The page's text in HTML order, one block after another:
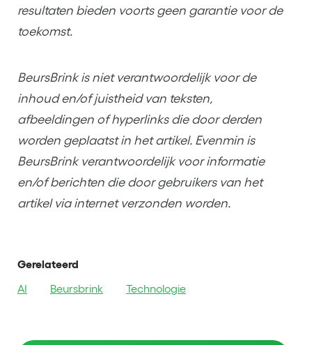
resultaten bieden voorts geen garantie voor de
toekomst.
BeursBrink is niet verantwoordelijk voor de
inhoud en/of juistheid van teksten,
afbeeldingen of hyperlinks die door derden
worden geplaatst in het artikel. Evenmin is
BeursBrink verantwoordelijk voor informatie
en/of berichten die door gebruikers van het
artikel via internet verzonden worden.
Gerelateerd
AI
Beursbrink Technologie